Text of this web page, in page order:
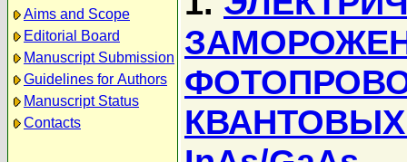
Aims and Scope
Editorial Board
Manuscript Submission
Guidelines for Authors
Manuscript Status
Contacts
КВАНТОВЫХ